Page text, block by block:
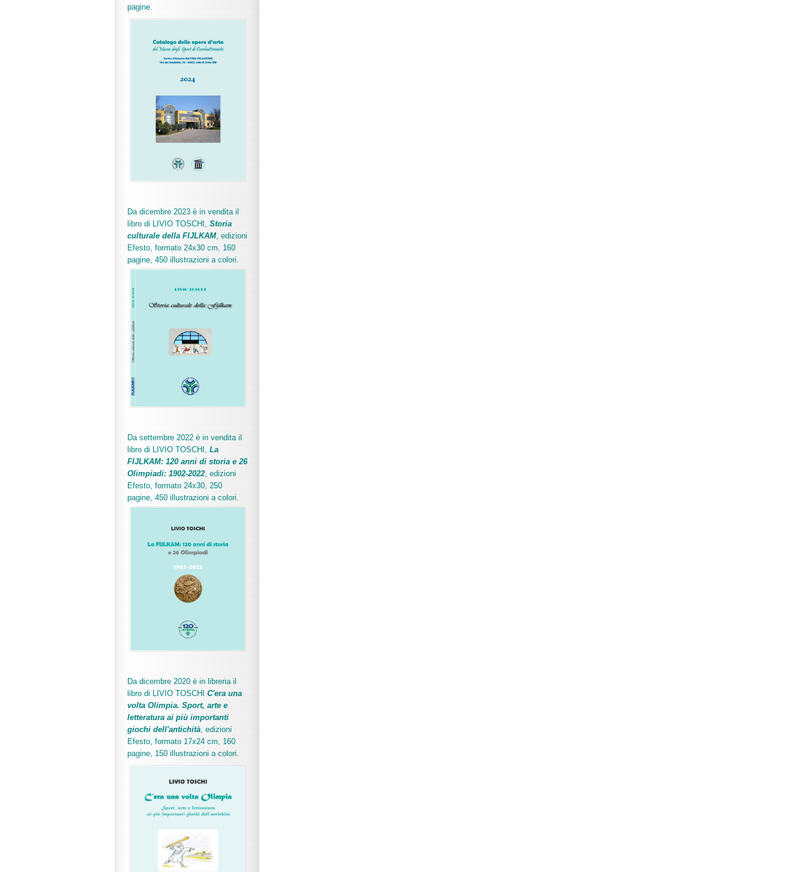
pagine.
Da dicembre 2023 è in vendita il
libro di LIVIO TOSCHI, Storia
culturale della FIJLKAM, edizioni
Efesto, formato 24x30 cm, 160
pagine, 450 illustrazioni a colori.
Da settembre 2022 è in vendita il
libro di LIVIO TOSCHI, La
FIJLKAM: 120 anni di storia e 26
Olimpiadi: 1902-2022, edizioni
Efesto, formato 24x30, 250
pagine, 450 illustrazioni a colori.
Da dicembre 2020 è in libreria il
libro di LIVIO TOSCHI C'era una
volta Olimpia. Sport, arte e
letteratura ai più importanti
giochi dell'antichità, edizioni
Efesto, formato 17x24 cm, 160
pagine, 150 illustrazioni a colori.